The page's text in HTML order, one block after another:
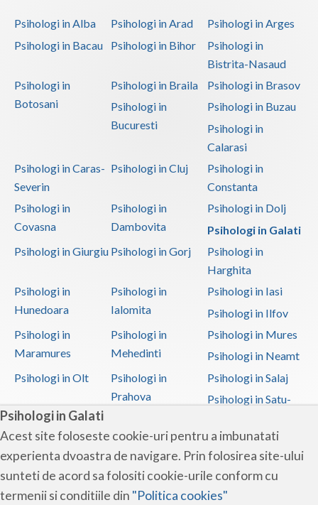
Psihologi in Galati
Acest site foloseste cookie-uri pentru a imbunatati
experienta dvoastra de navigare. Prin folosirea site-ului
sunteti de acord sa folositi cookie-urile conform cu
termenii si conditiile din "Politica cookies"
Psihologi in Alba Psihologi in Arad
Psihologi in Arges
Psihologi in Bacau
Psihologi in Bihor
Psihologi in
Bistrita-Nasaud
Psihologi in
Botosani
Psihologi in Braila
Psihologi in Brasov
Psihologi in
Bucuresti
Psihologi in Buzau
Psihologi in
Calarasi
Psihologi in Caras-
Severin
Psihologi in Cluj
Psihologi in
Constanta
Psihologi in
Covasna
Psihologi in
Dambovita
Psihologi in Dolj
Psihologi in Galati
Psihologi in Giurgiu Psihologi in Gorj
Psihologi in
Harghita
Psihologi in
Hunedoara
Psihologi in
Ialomita
Psihologi in Iasi
Psihologi in Ilfov
Psihologi in
Maramures
Psihologi in
Mehedinti
Psihologi in Mures
Psihologi in Neamt
Psihologi in Olt
Psihologi in
Prahova
Psihologi in Salaj
Psihologi in Satu-
Psihologi in Sibiu
Psihologi in
Suceava
Psihologi in
Teleorman
Psihologi in Timis
Psihologi in Tulcea Psihologi in Valcea
Psihologi in Vaslui
Psihologi in